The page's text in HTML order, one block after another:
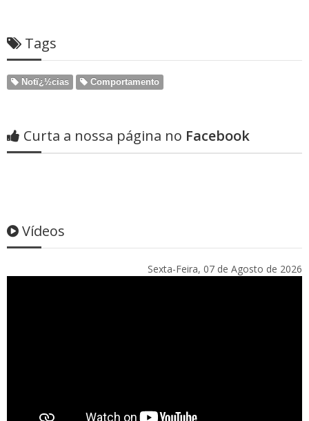
Tags
Notï¿½cias Comportamento
Curta a nossa página no Facebook
Vídeos
Sexta-Feira, 07 de Agosto de 2026